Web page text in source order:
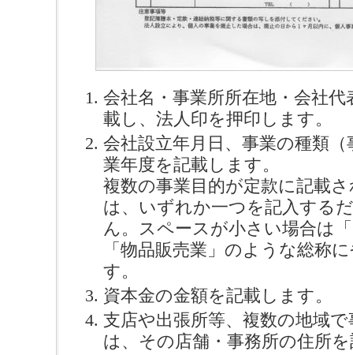
会社名・事業所所在地・会社代
載し、法人印を押印します。
会社設立年月日、事業の種類（
業年度を記載します。
複数の事業目的が定款に記載
は、いずれか一つを記入する
ん。スペースが小さい場合は
「物品販売業」のような総称
す。
資本金の金額を記載します。
支店や出張所等、複数の地域
は、その店舗・事務所の住所